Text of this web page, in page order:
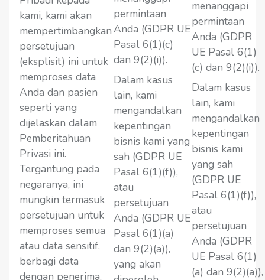
kami, kami akan
mempertimbangkan
persetujuan
(eksplisit) ini untuk
memproses data
Anda dan pasien
seperti yang
dijelaskan dalam
Pemberitahuan
Privasi ini.
Tergantung pada
negaranya, ini
mungkin termasuk
persetujuan untuk
memproses semua
atau data sensitif,
berbagi data
dengan penerima,
permintaan
Anda (GDPR UE
Pasal 6(1)(c)
dan 9(2)(i)).
Dalam kasus
lain, kami
mengandalkan
kepentingan
bisnis kami yang
sah (GDPR UE
Pasal 6(1)(f)),
atau
persetujuan
Anda (GDPR UE
Pasal 6(1)(a)
dan 9(2)(a)),
yang akan
menanggapi
permintaan
Anda (GDPR
UE Pasal 6(1)
(c) dan 9(2)(i)).
Dalam kasus
lain, kami
mengandalkan
kepentingan
bisnis kami
yang sah
(GDPR UE
Pasal 6(1)(f)),
atau
persetujuan
Anda (GDPR
UE Pasal 6(1)
(a) dan 9(2)(a)),